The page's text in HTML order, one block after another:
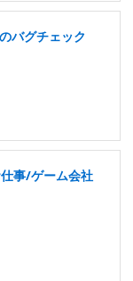
バグチェック
事/ゲーム会社